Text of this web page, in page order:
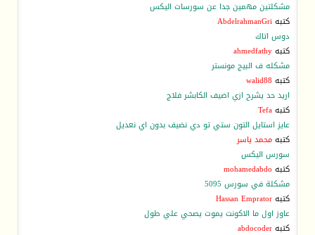
مشكلتين مهمين جدا عن سورسات اليكس
كتبهAbdelrahmanGri
دوس اتاك
كتبهahmedfathy
مشكله ف البيج مونستر
كتبه walid88
اريد حد يشرح ازي اضيف الكابشر فلاج
كتبهTefa
عايز استايل التون ستي تو دي نضيف بدون اي نعديل
كتبهمحمد ياسر
سورس اليكس
كتبه mohamedabdo
مشكلة في سورس 5095
كتبهHassan Emprator
عاوز اول ما الاكونت يموت يصحي علي طول
كتبهabdocoder